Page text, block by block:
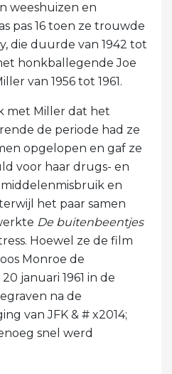
weeshuizen en
pas 16 toen ze trouwde
die duurde van 1942 tot
honkballegende Joe
van 1956 tot 1961.
met Miller dat het
de periode had ze
opgelopen en gaf ze
voor haar drugs- en
en
het paar samen
De buitenbeentjes
Hoewel ze de film
Monroe de
januari 1961 in de
na de
van JFK & # x2014;
snel werd